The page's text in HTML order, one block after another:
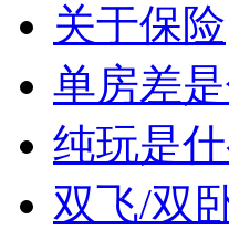
关于保险
单房差
纯玩是
双飞/双